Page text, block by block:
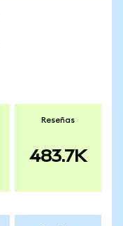
Reseñas
483.7K